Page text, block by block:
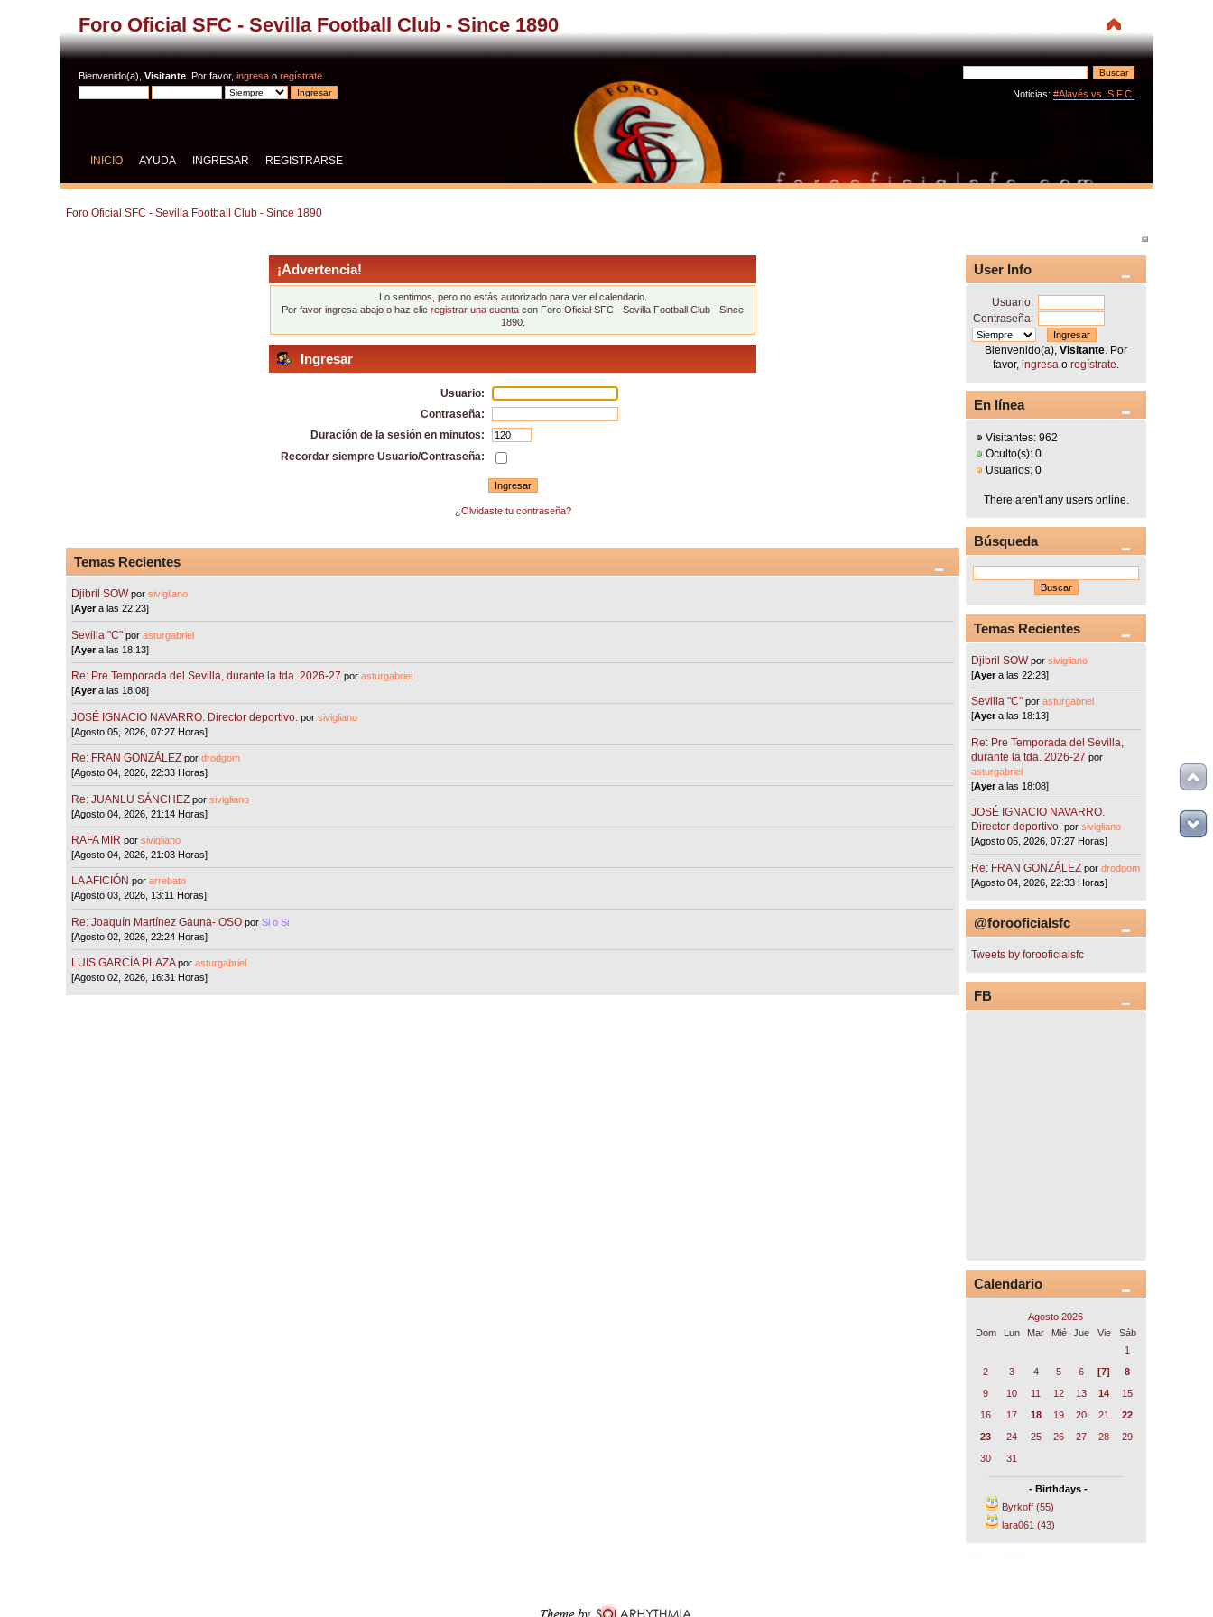
Foro Oficial SFC - Sevilla Football Club - Since 1890
Bienvenido(a),Visitante . Por favor,ingresa oregístrate
Noticias: #Alavés vs. S.F.C.
INICIO AYUDA INGRESAR REGISTRARSE
Foro Oficial SFC - Sevilla Football Club - Since 1890
¡Advertencia!
Lo sentimos, pero no estás autorizado para ver el calendario.
Por favor ingresa abajo o haz clicregistrar una cuenta con Foro Oficial SFC - Sevilla Football Club - Since
1890.
Ingresar
Usuario:
Contraseña:
Duración de la sesión en minutos:
Recordar siempre Usuario/Contraseña:
¿Olvidaste tu contraseña?
Temas Recientes
Djibril SOW porsivigliano
[Ayera las 22:23]
Sevilla "C"porasturgabriel
[Ayera las 18:13]
Re: Pre Temporada del Sevilla, durante la tda. 2026-27 porasturgabriel
[Ayera las 18:08]
JOSÉ IGNACIO NAVARRO. Director deportivo. porsivigliano
[Agosto 05, 2026, 07:27 Horas]
Re: FRAN GONZÁLEZ pordrodgom
[Agosto 04, 2026, 22:33 Horas]
Re: JUANLU SÁNCHEZ porsivigliano
[Agosto 04, 2026, 21:14 Horas]
RAFA MIR porsivigliano
[Agosto 04, 2026, 21:03 Horas]
LA AFICIÓN porarrebato
[Agosto 03, 2026, 13:11 Horas]
Re: Joaquín Martínez Gauna- OSO porSi o Si
[Agosto 02, 2026, 22:24 Horas]
LUIS GARCÍA PLAZA porasturgabriel
[Agosto 02, 2026, 16:31 Horas]
User Info
Usuario:
Contraseña:
Bienvenido(a),Visitante . Por
favor,ingresa oregístrate
En línea
Visitantes: 962
Oculto(s): 0
Usuarios: 0
There aren't any users online.
Búsqueda
Temas Recientes
Djibril SOW porsivigliano
[Ayera las 22:23]
Sevilla "C"porasturgabriel
[Ayera las 18:13]
Re: Pre Temporada del Sevilla,
durante la tda. 2026-27 por
asturgabriel
[Ayera las 18:08]
JOSÉ IGNACIO NAVARRO.
Director deportivo. porsivigliano
[Agosto 05, 2026, 07:27 Horas]
Re: FRAN GONZÁLEZ pordrodgom
[Agosto 04, 2026, 22:33 Horas]
@forooficialsfc
Tweets by forooficialsfc
FB
Calendario
Agosto 2026
Dom
Lun Mar Mié Jue Vie
Sáb
1
2
3 4 5 6 [7]
8
9
10 11 12 13 14
15
16
17 18 19 20 21
22
23
24 25 26 27 28
29
30
31
- Birthdays -
Byrkoff (55)
lara061 (43)